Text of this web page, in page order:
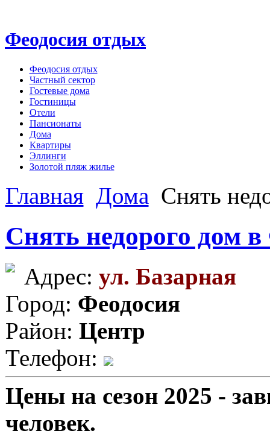
Феодосия отдых
Феодосия отдых
Частный сектор
Гостевые дома
Гостиницы
Отели
Пансионаты
Дома
Квартиры
Эллинги
Золотой пляж жилье
Главная Дома Снять
Снять недорого дом
Адрес: ул. Базарная
Город: Феодосия
Район: Центр
Телефон:
Цены на сезон 2025 -
человек.